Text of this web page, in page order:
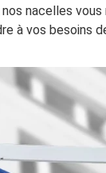
nacelles
à vos besoins